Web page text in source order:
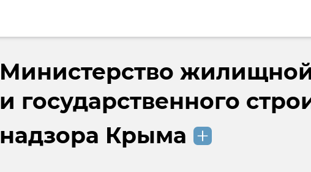
Министерство
и государственного
надзора Крыма